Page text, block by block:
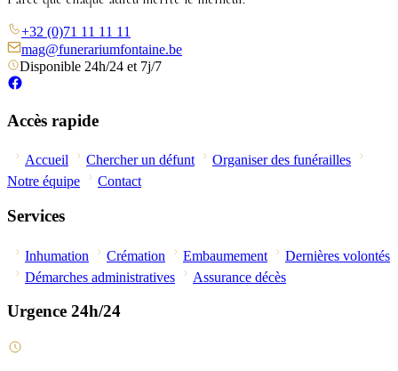
+32 (0)71 11 11 11
mag@funerariumfontaine.be
Disponible 24h/24 et 7j/7
Accès rapide
Accueil Chercher un défunt
Organiser des funérailles
Notre équipe
Contact
Services
Inhumation Crémation Embaumement
Dernières volontés
Démarches administratives
Assurance décès
Urgence 24h/24